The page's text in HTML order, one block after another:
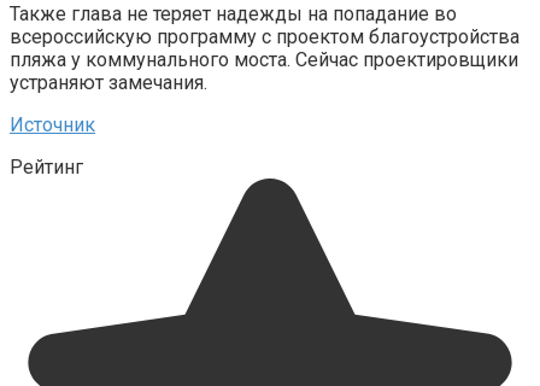
Также глава не теряет надежды на попадание во
всероссийскую программу с проектом благоустройства
пляжа у коммунального моста. Сейчас проектировщики
устраняют замечания.
Источник
Рейтинг